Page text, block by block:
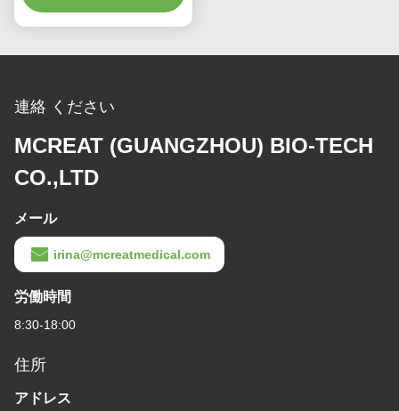
連絡 ください
MCREAT (GUANGZHOU) BIO-TECH
CO.,LTD
メール
irina@mcreatmedical.com
労働時間
8:30-18:00
住所
アドレス